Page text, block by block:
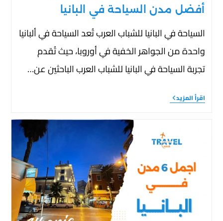
أفضل مدن السياحة في البانيا
السياحة في البانيا للشباب العرب تُعد السياحة في ألبانيا
واحدة من الجواهر الخفية في أوروبا، حيث تُقدم
تجربة السياحة في البانيا للشباب العرب الباحثين عن…
اقرأ المزيد